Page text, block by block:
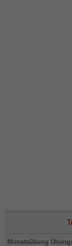
Monatsübung